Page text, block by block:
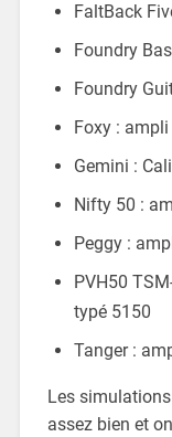
FaltBack
Foundry
Foundry
Foxy :
Gemini :
Nifty 50 :
Peggy :
PVH50
typé 5150
Tanger :
Les
assez bien et